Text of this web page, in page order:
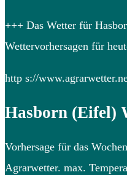
+++ Das Wetter für
Wettervorhersagen für
http s://
Hasborn (Eifel)
Vorhersage für das
Agrarwetter. max.